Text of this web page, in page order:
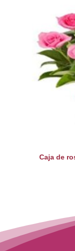
Caja de